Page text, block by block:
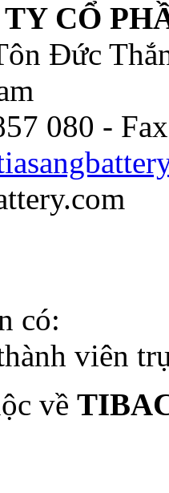
CỔ
Đức
080 -
có:
viên
về